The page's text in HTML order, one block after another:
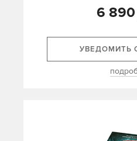
6 890
УВЕДОМИТЬ